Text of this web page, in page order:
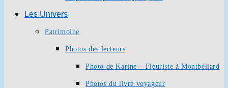
Les Univers
Patrimoine
Photos des lecteurs
Photo de Karine – Fleuriste à Montbéliard
Photos du livre voyageur